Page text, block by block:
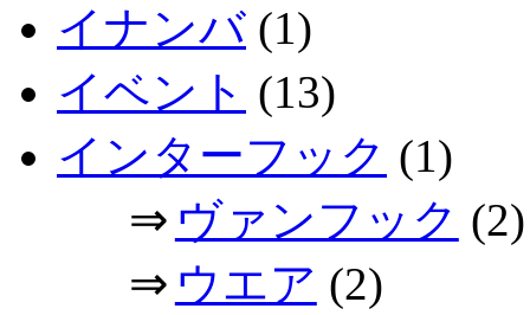
イナンバ (1)
イベント (13)
インターフック (1)
⇒ ヴァンフック (2)
⇒ ウエア (2)